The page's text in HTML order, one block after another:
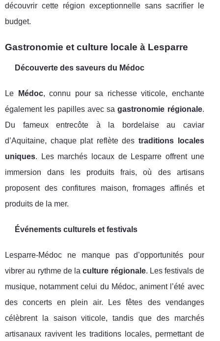
découvrir cette région exceptionnelle sans sacrifier le
budget.
Gastronomie et culture locale à Lesparre
Découverte des saveurs du Médoc
Le Médoc, connu pour sa richesse viticole, enchante
également les papilles avec sagastronomie régionale.
Du fameux entrecôte à la bordelaise au caviar
d’Aquitaine, chaque plat reflète des traditions locales
uniques. Les marchés locaux de Lesparre offrent une
immersion dans les produits frais, où des artisans
proposent des confitures maison, fromages affinés et
produits de la mer.
Événements culturels et festivals
Lesparre-Médoc ne manque pas d’opportunités pour
vibrer au rythme de laculture régionale. Les festivals de
musique, notamment celui du Médoc, animent l’été avec
des concerts en plein air. Les fêtes des vendanges
célèbrent la saison viticole, tandis que des marchés
artisanaux ravivent les traditions locales, permettant de